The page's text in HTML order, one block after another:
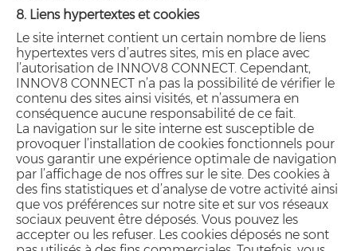
8. Liens hypertextes et cookies
Le site internet contient un certain nombre de liens
hypertextes vers d’autres sites, mis en place avec
l’autorisation de INNOV8 CONNECT. Cependant,
INNOV8 CONNECT n’a pas la possibilité de vérifier le
contenu des sites ainsi visités, et n’assumera en
conséquence aucune responsabilité de ce fait.
La navigation sur le site interne est susceptible de
provoquer l’installation de cookies fonctionnels pour
vous garantir une expérience optimale de navigation
par l’affichage de nos offres sur le site. Des cookies à
des fins statistiques et d’analyse de votre activité ainsi
que vos préférences sur notre site et sur vos réseaux
sociaux peuvent être déposés. Vous pouvez les
accepter ou les refuser. Les cookies déposés ne sont